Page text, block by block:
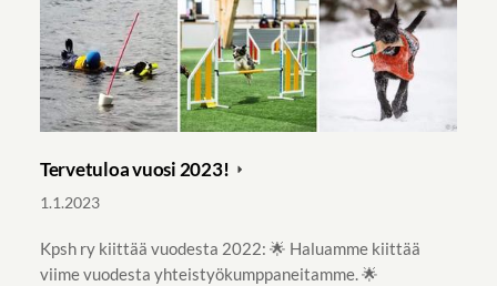
Tervetuloa vuosi 2023!
1.1.2023
Kpsh ry kiittää vuodesta 2022: 🌟 Haluamme kiittää
viime vuodesta yhteistyökumppaneitamme. 🌟